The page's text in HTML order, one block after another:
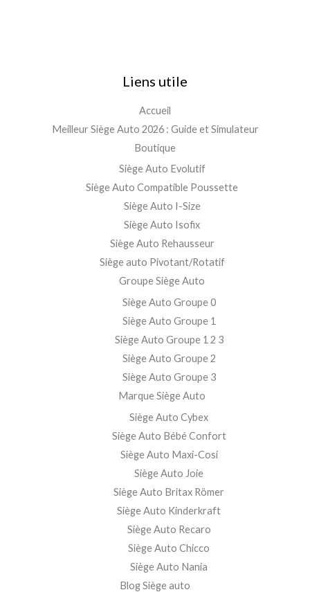
Liens utile
Accueil
Meilleur Siège Auto 2026 : Guide et Simulateur
Boutique
Siège Auto Evolutif
Siège Auto Compatible Poussette
Siège Auto I-Size
Siège Auto Isofix
Siège Auto Rehausseur
Siège auto Pivotant/Rotatif
Groupe Siège Auto
Siège Auto Groupe 0
Siège Auto Groupe 1
Siège Auto Groupe 1 2 3
Siège Auto Groupe 2
Siège Auto Groupe 3
Marque Siège Auto
Siège Auto Cybex
Siège Auto Bébé Confort
Siège Auto Maxi-Cosi
Siège Auto Joie
Siège Auto Britax Römer
Siège Auto Kinderkraft
Siège Auto Recaro
Siège Auto Chicco
Siège Auto Nania
Blog Siège auto